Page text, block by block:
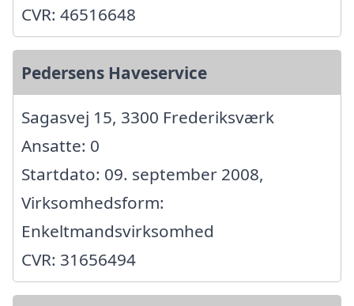
CVR: 46516648
Pedersens Haveservice
Sagasvej 15, 3300 Frederiksværk
Ansatte: 0
Startdato: 09. september 2008,
Virksomhedsform:
Enkeltmandsvirksomhed
CVR: 31656494